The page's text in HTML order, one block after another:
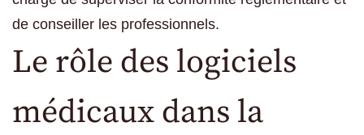
de conseiller les professionnels.
Le rôle des logiciels
médicaux dans la